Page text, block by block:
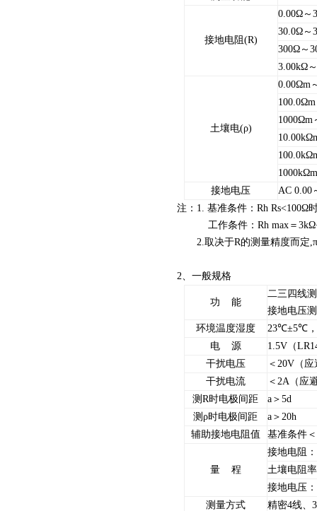
接地电阻(R)
0.00Ω～
30.0Ω～
300Ω～
3.00kΩ
土壤电(ρ)
0.00Ωm
1000Ωm
接地电压
AC 0.00
注：1. 基准条件：Rh Rs<100Ω
工作条件：Rh max＝
2.取决于R的测量精度而定
2、一般规格
功 能
二三四线
接地电压
环境温度湿度
23℃±5℃，
电 源
1.5V（
干扰电压
＜20V（
干扰电流
＜2A（应
测R时电极间距
a＞5d
测ρ时电极间距
a＞20h
辅助接地电阻值
基准条件
量 程
接地电阻
土壤电阻
接地电压
测量方式
精密4线、